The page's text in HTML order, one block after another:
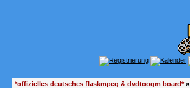
*offizielles deutsches flaskmpeg & dvdtoogm board*»